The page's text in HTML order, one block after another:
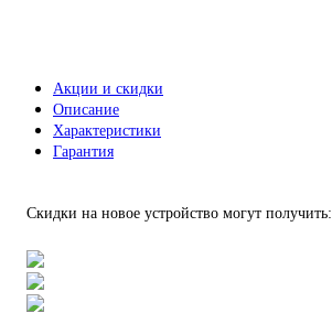
Акции и скидки
Описание
Характеристики
Гарантия
Скидки на новое устройство могут получить: